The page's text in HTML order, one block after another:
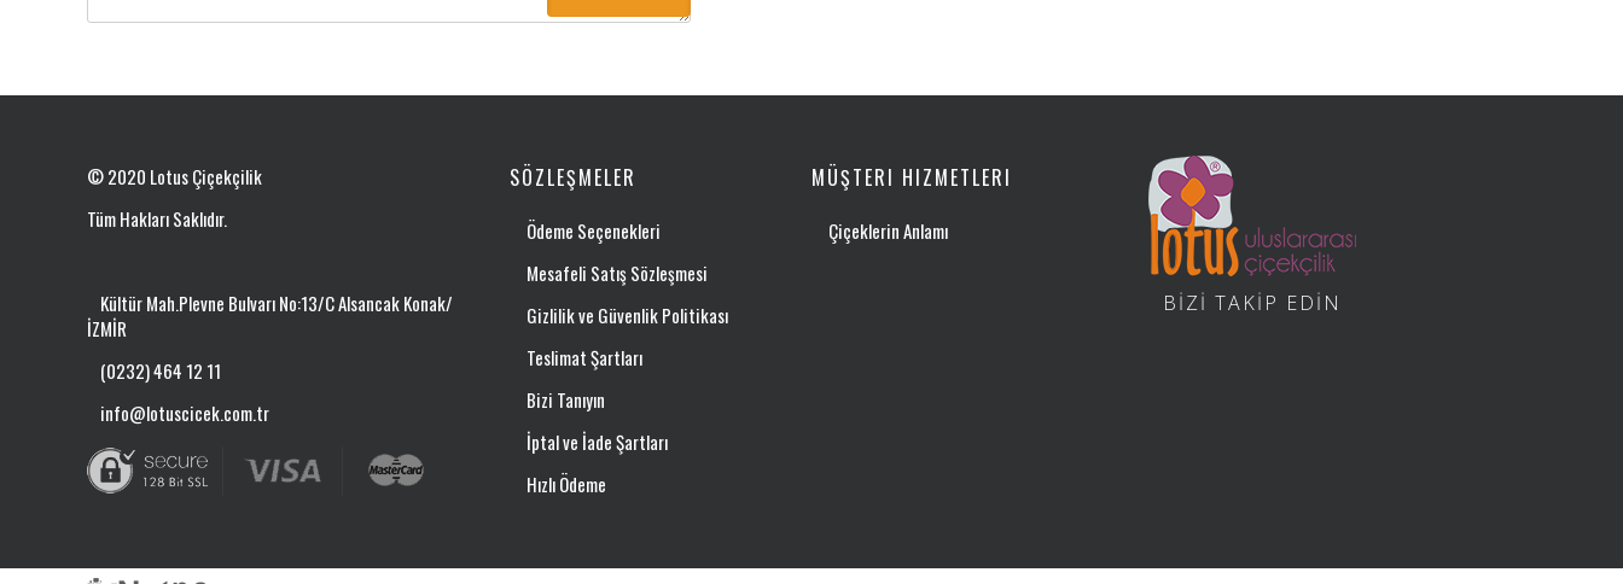
© 2020 Lotus Çiçekçilik
Tüm Hakları Saklıdır.
Kültür Mah.Plevne Bulvarı No:13/C Alsancak Konak/
İZMİR
(0232) 464 12 11
info@lotuscicek.com.tr
SÖZLEŞMELER
Ödeme Seçenekleri
Mesafeli Satış Sözleşmesi
Gizlilik ve Güvenlik Politikası
Teslimat Şartları
Bizi Tanıyın
İptal ve İade Şartları
Hızlı Ödeme
MÜŞTERI HIZMETLERI
Çiçeklerin Anlamı
BİZİ TAKİP EDİN